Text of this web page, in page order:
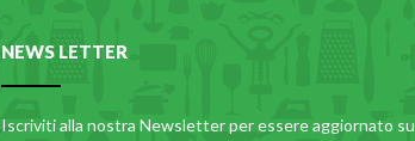
NEWS LETTER
Iscriviti alla nostra Newsletter per essere aggiornato su